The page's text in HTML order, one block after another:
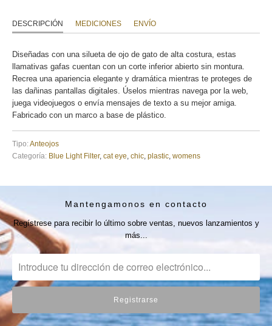
DESCRIPCIÓN MEDICIONES ENVÍO
Diseñadas con una silueta de ojo de gato de alta costura, estas
llamativas gafas cuentan con un corte inferior abierto sin montura.
Recrea una apariencia elegante y dramática mientras te proteges de
las dañinas pantallas digitales. Úselos mientras navega por la web,
juega videojuegos o envía mensajes de texto a su mejor amiga.
Fabricado con un marco a base de plástico.
Tipo:Anteojos
Categoría: Blue Light Filter, cat eye chic plastic womens
Mantengamonos en contacto
Regístrese para recibir lo último sobre ventas, nuevos lanzamientos y
más...